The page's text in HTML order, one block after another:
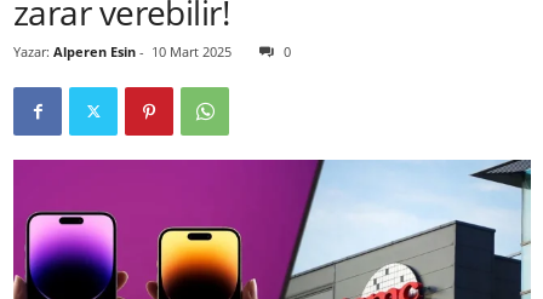
zarar verebilir!
Yazar: Alperen Esin - 10 Mart 2025 0